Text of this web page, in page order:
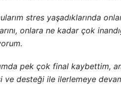
stres yaşadıklarında
onlara ne kadar çok
pek çok final kaybettim,
ve desteği ile ilerlemeye